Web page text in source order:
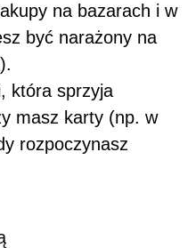
na bazarach i w
być narażony na
która sprzyja
masz karty (np. w
rozpoczynasz